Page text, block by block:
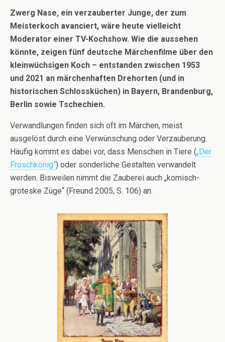
Zwerg Nase, ein verzauberter Junge, der zum
Meisterkoch avanciert, wäre heute vielleicht
Moderator einer TV-Kochshow. Wie die aussehen
könnte, zeigen fünf deutsche Märchenfilme über den
kleinwüchsigen Koch – entstanden zwischen 1953
und 2021 an märchenhaften Drehorten (und in
historischen Schlossküchen) in Bayern, Brandenburg,
Berlin sowie Tschechien.
Verwandlungen finden sich oft im Märchen, meist
ausgelöst durch eine Verwünschung oder Verzauberung.
Häufig kommt es dabei vor, dass Menschen in Tiere („Der
Froschkönig“) oder sonderliche Gestalten verwandelt
werden. Bisweilen nimmt die Zauberei auch „komisch-
groteske Züge“ (Freund 2005, S. 106) an.